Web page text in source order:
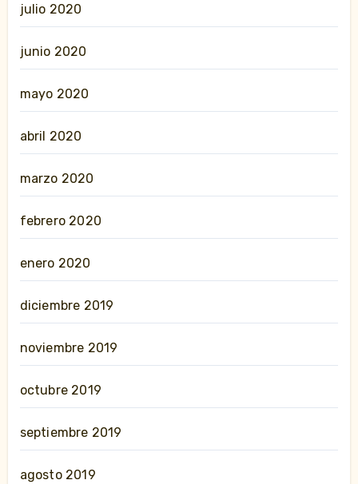
julio 2020
junio 2020
mayo 2020
abril 2020
marzo 2020
febrero 2020
enero 2020
diciembre 2019
noviembre 2019
octubre 2019
septiembre 2019
agosto 2019